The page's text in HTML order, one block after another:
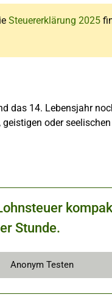
Steuererklärung 2025
das 14. Lebensjahr
oder
Stunde.
Anonym Testen